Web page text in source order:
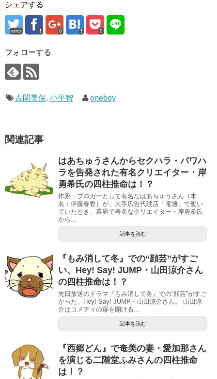
シェアする
error 0 0
フォローする
古閑美保, 小平智 oneboy
関連記事
はあちゅうさんからセクハラ・パワハ
ラを告発された有名クリエイター・岸
勇希氏の四柱推命は！？
作家・ブロガーとして有名なはあちゅうさん（本
名：伊藤春香）が、大手広告代理店「電通」で働い
ていたとき、業界で著名なクリエイター・岸勇希氏
から...
記事を読む
『もみ消して冬』での“顔芸”がすご
い、Hey! Say! JUMP・山田涼介さん
の四柱推命は！？
先日放送のドラマ『もみ消して冬』での“顔芸”がすご
かった、Hey! Say! JUMP・山田涼介さん。 山田涼
介はコメディの扉を開ける...
記事を読む
『西郷どん』で奄美の妻・愛加那さん
を演じる二階堂ふみさんの四柱推命
は！？